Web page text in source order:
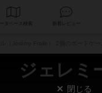
データベース
ジェレミ
閉じる